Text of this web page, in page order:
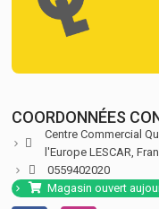
COORDONNÉES
Centre Commercial
l'Europe LESCAR,
0559402020
Magasin ouvert